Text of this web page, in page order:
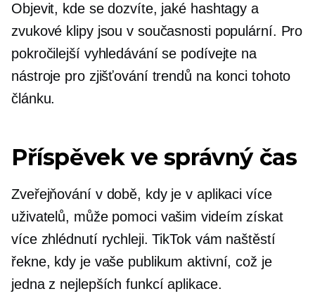
Objevit, kde se dozvíte, jaké hashtagy a
zvukové klipy jsou v současnosti populární. Pro
pokročilejší vyhledávání se podívejte na
nástroje pro zjišťování trendů na konci tohoto
článku.
Příspěvek ve správný čas
Zveřejňování v době, kdy je v aplikaci více
uživatelů, může pomoci vašim videím získat
více zhlédnutí rychleji. TikTok vám naštěstí
řekne, kdy je vaše publikum aktivní, což je
jedna z nejlepších funkcí aplikace.